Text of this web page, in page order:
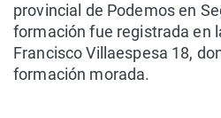
provincial de Podemos en
formación fue registrada en
Francisco Villaespesa 18,
formación morada.